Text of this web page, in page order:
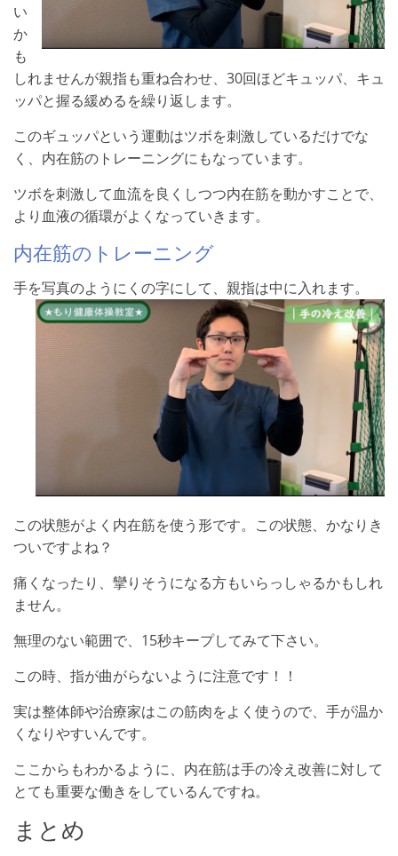
い
か
も
しれませんが親指も重ね合わせ、30回ほどキュッパ、キュ
ッパと握る緩めるを繰り返します。
このギュッパという運動はツボを刺激しているだけでな
く、内在筋のトレーニングにもなっています。
ツボを刺激して血流を良くしつつ内在筋を動かすことで、
より血液の循環がよくなっていきます。
内在筋のトレーニング
手を写真のようにくの字にして、親指は中に入れます。
この状態がよく内在筋を使う形です。この状態、かなりき
ついですよね？
痛くなったり、攣りそうになる方もいらっしゃるかもしれ
ません。
無理のない範囲で、15秒キープしてみて下さい。
この時、指が曲がらないように注意です！！
実は整体師や治療家はこの筋肉をよく使うので、手が温か
くなりやすいんです。
ここからもわかるように、内在筋は手の冷え改善に対して
とても重要な働きをしているんですね。
まとめ